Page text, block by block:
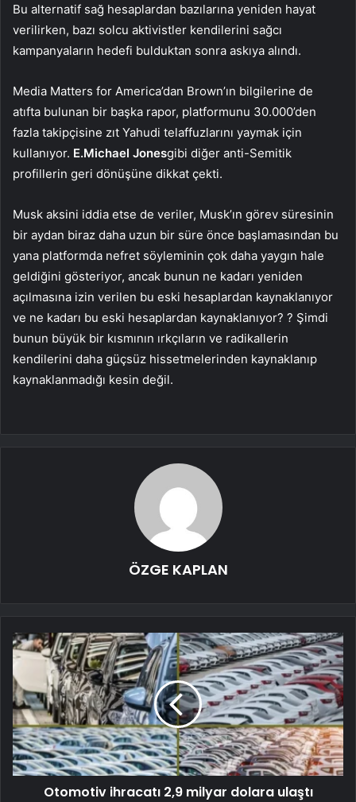
Bu alternatif sağ hesaplardan bazılarına yeniden hayat
verilirken, bazı solcu aktivistler kendilerini sağcı
kampanyaların hedefi bulduktan sonra askıya alındı.
Media Matters for America’dan Brown’ın bilgilerine de
atıfta bulunan bir başka rapor, platformunu 30.000’den
fazla takipçisine zıt Yahudi telaffuzlarını yaymak için
kullanıyor. E.Michael Jonesgibi diğer anti-Semitik
profillerin geri dönüşüne dikkat çekti.
Musk aksini iddia etse de veriler, Musk’ın görev süresinin
bir aydan biraz daha uzun bir süre önce başlamasından bu
yana platformda nefret söyleminin çok daha yaygın hale
geldiğini gösteriyor, ancak bunun ne kadarı yeniden
açılmasına izin verilen bu eski hesaplardan kaynaklanıyor
ve ne kadarı bu eski hesaplardan kaynaklanıyor? ? Şimdi
bunun büyük bir kısmının ırkçıların ve radikallerin
kendilerini daha güçsüz hissetmelerinden kaynaklanıp
kaynaklanmadığı kesin değil.
ÖZGE KAPLAN
Otomotiv ihracatı 2,9 milyar dolara ulaştı